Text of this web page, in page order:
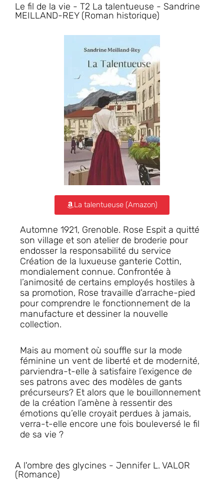
Le fil de la vie - T2 La talentueuse - Sandrine
MEILLAND-REY (Roman historique)
La talentueuse (Amazon)
Automne 1921, Grenoble. Rose Espit a quitté
son village et son atelier de broderie pour
endosser la responsabilité du service
Création de la luxueuse ganterie Cottin,
mondialement connue. Confrontée à
l’animosité de certains employés hostiles à
sa promotion, Rose travaille d’arrache-pied
pour comprendre le fonctionnement de la
manufacture et dessiner la nouvelle
collection.
Mais au moment où souffle sur la mode
féminine un vent de liberté et de modernité,
parviendra-t-elle à satisfaire l’exigence de
ses patrons avec des modèles de gants
précurseurs? Et alors que le bouillonnement
de la création l’amène à ressentir des
émotions qu’elle croyait perdues à jamais,
verra-t-elle encore une fois bouleversé le fil
de sa vie ?
A l'ombre des glycines - Jennifer L. VALOR
(Romance)